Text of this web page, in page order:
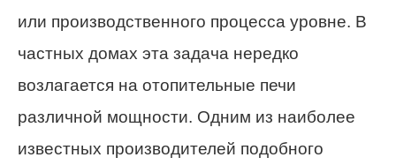
или производственного процесса уровне. В
частных домах эта задача нередко
возлагается на отопительные печи
различной мощности. Одним из наиболее
известных производителей подобного